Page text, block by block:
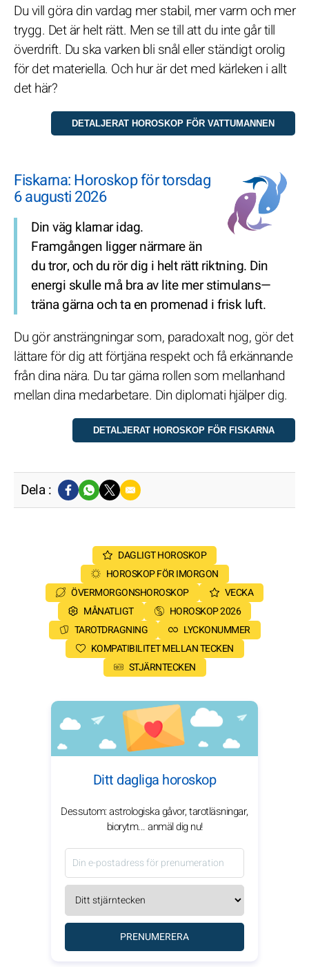
Du vill göra din vardag mer stabil, mer varm och mer
trygg. Det är helt rätt. Men se till att du inte går till
överdrift. Du ska varken bli snål eller ständigt orolig
för det materiella. Och hur är det med kärleken i allt
det här?
Fiskarna: Horoskop för torsdag
6 augusti 2026
Din väg klarnar idag.
Framgången ligger närmare än
du tror, och du rör dig i helt rätt riktning. Din
energi skulle må bra av lite mer stimulans—
träna gärna och ta en promenad i frisk luft.
Du gör ansträngningar som, paradoxalt nog, gör det
lättare för dig att förtjäna respekt och få erkännande
från dina nära. Du tar gärna rollen som mellanhand
mellan dina medarbetare. Din diplomati hjälper dig.
Dela :
DAGLIGT HOROSKOP
HOROSKOP FÖR IMORGON
ÖVERMORGONSHOROSKOP
VECKA
MÅNATLIGT
HOROSKOP 2026
TAROTDRAGNING
LYCKONUMMER
KOMPATIBILITET MELLAN TECKEN
STJÄRNTECKEN
Ditt dagliga horoskop
Dessutom: astrologiska gåvor, tarotläsningar,
biorytm... anmäl dig nu!
PRENUMERERA